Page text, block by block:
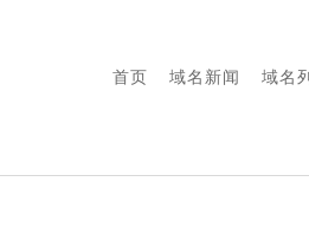
首页 域名新闻 域名